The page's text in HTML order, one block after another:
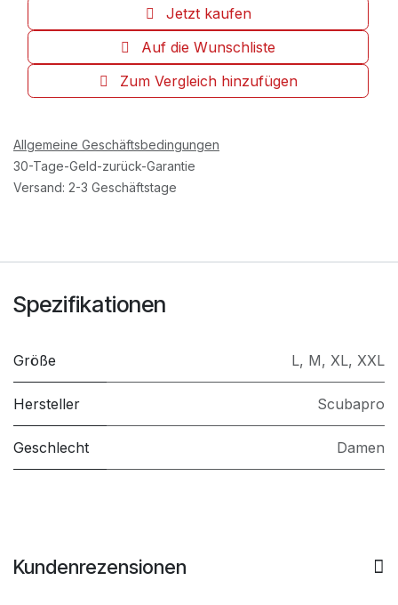
Jetzt kaufen
Zum Vergleich hinzufügen
Auf die Wunschliste
Allgemeine Geschäftsbedingungen
30-Tage-Geld-zurück-Garantie
Versand: 2-3 Geschäftstage
Spezifikationen
Größe L, M, XL, XXL
Hersteller Scubapro
Geschlecht Damen
Kundenrezensionen